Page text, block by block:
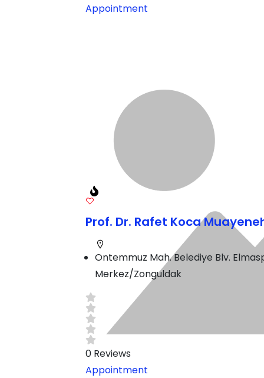
Appointment
Prof. Dr. Rafet Koca
Ontemmuz Mah. Belediye Blv.
Merkez/Zonguldak
0 Reviews
Appointment